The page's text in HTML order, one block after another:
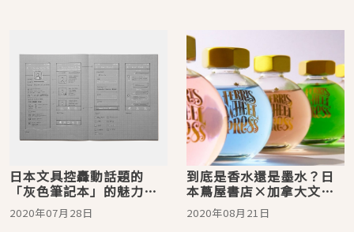
日本文具控轟動話題的
「灰色筆記本」的魅力大
公開
2020年07月28日
到底是香水還是墨水？日
本蔦屋書店×加拿大文具
品牌的超夢幻商品
2020年08月21日